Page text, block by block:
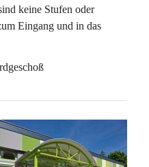
keine Stufen oder
Eingang und in das